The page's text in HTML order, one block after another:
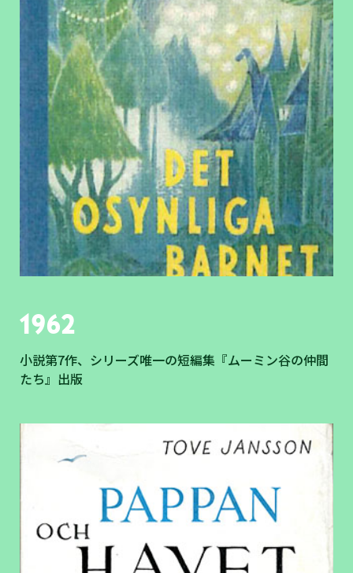
1962
小説第7作、シリーズ唯一の短編集『ムーミン谷の仲間
たち』出版